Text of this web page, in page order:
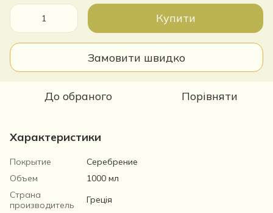
Купити
Замовити швидко
До обраного Порівняти
Характеристики
Покрытие
Серебрение
Объем
1000 мл
Страна
производитель
Греція